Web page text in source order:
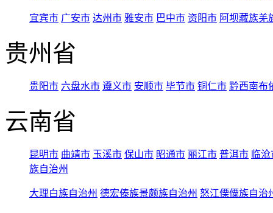
宜宾市 广安市 达州市 雅安市 巴中市 资阳市 阿坝藏族羌
贵州省
贵阳市 六盘水市 遵义市 安顺市 毕节市 铜仁市 黔西南布
云南省
昆明市 曲靖市 玉溪市 保山市 昭通市 丽江市 普洱市 临
族自治州
大理白族自治州 德宏傣族景颇族自治州 怒江傈僳族自治